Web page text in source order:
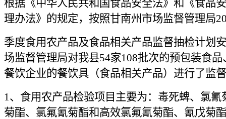
根据《中华人民共和国食品安全法》和《食品
理办法》的规定，按照甘南州市场监督管理局
季度食用农产品及食品相关产品监督抽检计划
场监督管理局对我县54家108批次的预包装食
餐饮企业的餐饮具（食品相关产品）进行了监
1、食用农产品检验项目主要为：毒死蜱、氯氰
菊酯、氯氟氰菊酯和高效氯氟氰菊酯、氰戊菊